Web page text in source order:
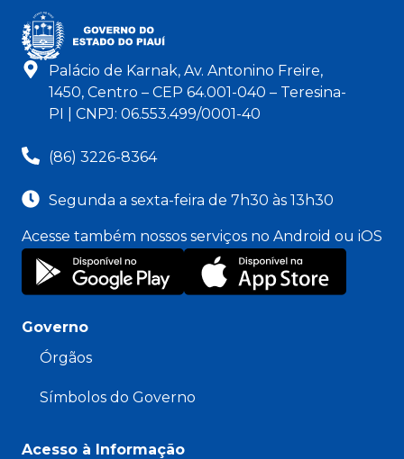
Palácio de Karnak, Av. Antonino Freire,
1450, Centro – CEP 64.001-040 – Teresina-
PI | CNPJ: 06.553.499/0001-40
(86) 3226-8364
Segunda a sexta-feira de 7h30 às 13h30
Acesse também nossos serviços no Android ou iOS
Governo
Órgãos
Símbolos do Governo
Acesso à Informação